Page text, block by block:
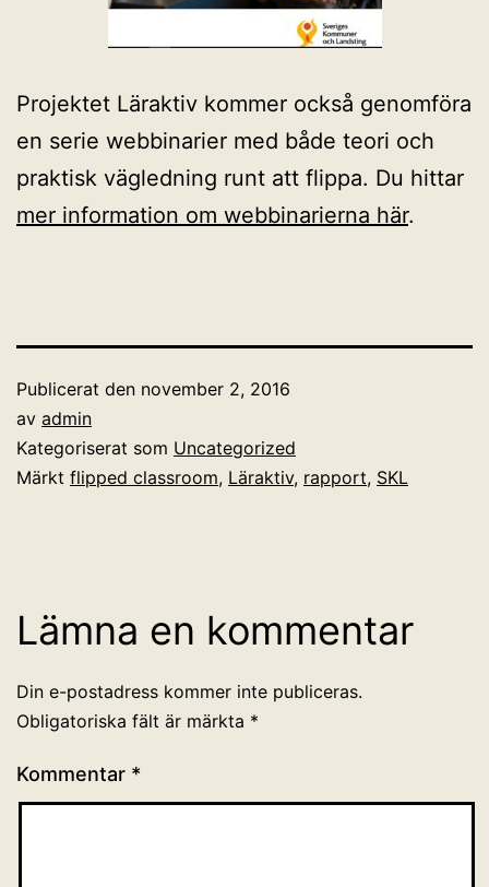
Projektet Läraktiv kommer också genomföra
en serie webbinarier med både teori och
praktisk vägledning runt att flippa. Du hittar
mer information om webbinarierna här.
Publicerat den november 2, 2016
av admin
Kategoriserat som Uncategorized
Märkt flipped classroom, Läraktiv, rapport, SKL
Lämna en kommentar
Din e-postadress kommer inte publiceras.
Obligatoriska fält är märkta *
Kommentar *